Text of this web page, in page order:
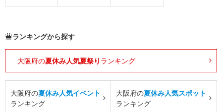
ランキングから探す
大阪府の夏休み人気夏祭り ランキング
大阪府の夏休み人気イベント
ランキング
大阪府の夏休み人気スポット
ランキング